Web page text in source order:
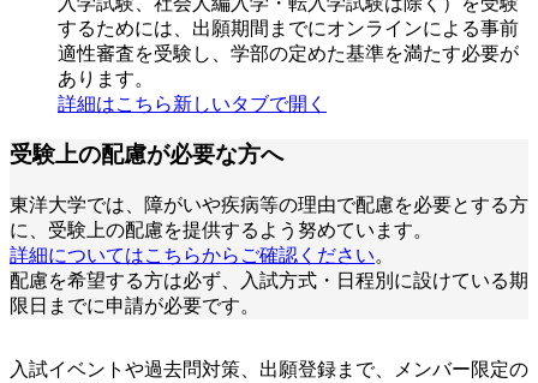
するためには、出願期間までにオンラインによる事前
適性審査を受験し、学部の定めた基準を満たす必要が
あります。
詳細はこちら新しいタブで開く
受験上の配慮が必要な方へ
東洋大学では、障がいや疾病等の理由で配慮を必要とする方
に、受験上の配慮を提供するよう努めています。
詳細についてはこちらからご確認ください。
配慮を希望する方は必ず、入試方式・日程別に設けている期
限日までに申請が必要です。
入試イベントや過去問対策、出願登録まで、メンバー限定の